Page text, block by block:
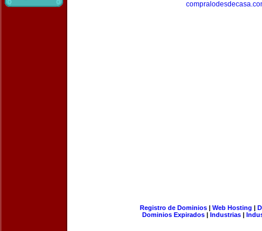
Registro de Dominios| Web Hosting |
Dominios Expirados | Industrias |